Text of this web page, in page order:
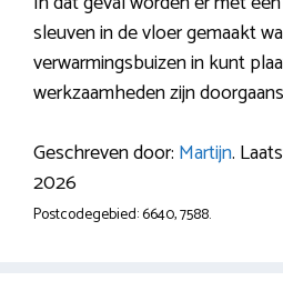
sleuven in de vloer gemaakt
verwarmingsbuizen in kunt
werkzaamheden zijn
Geschreven door: Martijn.
2026
Postcodegebied: 6640, 7588.